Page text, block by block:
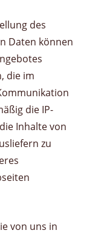
des
Daten können
die im
die IP-
Inhalte von
zu
von uns in